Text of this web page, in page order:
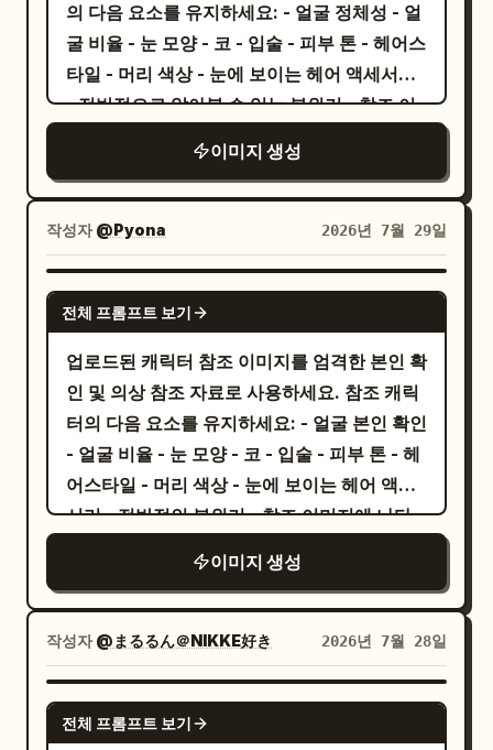
넘치는 픽사 스타일 디자인 속에서도 동일하게
알아볼 수 있는 얼굴 정체성을 유지해야 합니
다. 장식(DECORATION) 귀여운 커피잔, 라떼
아트, 작은 식물, 튤립, 작은 주황색 새끼 고양
이, 긍정적인 메시지가 담긴 나무 표지판, 부드
러운 하트, 은은한 낙서, 아늑한 장식 요소들을
잡하지 않게 유지하세요. 조명 및 스타일
(LIGHTING & STYLE) 부드러운 자연 스튜디
오 조명. 따뜻한 파스텔 색상 팔레트. 프리미엄
픽사 스타일 3D 캐릭터 디자인. 표정이 풍부한
얼굴. 고품질 질감. 아늑한 아침 분위기. 미니멀
하면서도 생동감 넘치는 구도. 고급 애니메이
션 영화 미학. 초고해상도 8K 렌더링. 부정 프
롬프트(NEGATIVE PROMPT) 저품질, 흐릿한
디테일, 왜곡된 얼굴, 정체성 변경, 의상 변경,
적 구조, 플라스틱 질감, 복잡한 구도, 어두운
조명, 거친 그림자, 로고, 워터마크, 텍스트 아
티팩트 또는 비현실적인 3D 렌더링은 피하세
요.
용하세요. 고양이를 중앙에 배치하고, 정면을
바라보며, 대칭적이고 미니멀하며 깔끔한 벡터
스타일의 애니메이션 마스코트 느낌으로 제작
하세요. 텍스트나 배경 요소는 포함하지 마세
의 다음 요소를 유지하세요: - 얼굴 정체성 - 얼
굴 비율 - 눈 모양 - 코 - 입술 - 피부 톤 - 헤어스
타일 - 머리 색상 - 눈에 보이는 헤어 액세서리
- 전반적으로 알아볼 수 있는 분위기 - 참조 이
이미지에 없는 특정 캐릭터 특성을 임의로 추가
하지 마세요. 모든 정체성, 헤어스타일, 액세서
리, 의상, 색상 및 스타일링 세부 정보는 업로드
된 참조 이미지에서 직접 추론해야 합니다. 다
음 내용을 포함하는 고품질 혼합 스타일의 세로
형 초상화를 생성하세요: 1. 업로드된 캐릭터/
인물의 현실적인 전신 버전 2. 벽면에 그려진
동일한 캐릭터/인물의 귀엽고 다채로운 2D 치
비 일러스트 버전 핵심 컨셉: 실제 인물이 자신
을 그린 대형 컬러 치비 벽화 옆에서 귀엽게 포
즈를 취하고 있습니다. 실제 인물과 일러스트
속 치비는 서로 비슷한 장난스러운 포즈를 함께
취합니다. 치비 일러스트는 별개의 실존 인물
이 아닌, 동일 인물을 귀엽게 손으로 그린 애니
메이션 스타일의 벽화처럼 보여야 합니다. 분
위기는 귀엽고, 장난스럽고, 밝고, 트렌디하며,
매력적이고, 소셜 미디어에 적합해야 합니다.
주요 스타일 방향: 검은색 낙서 그림자 컨셉이
아닙니다. 현실적인 인물 + 다채롭고 귀여운 치
이미지 생성
작성자@Pyona 2026년 7월 29일
GPT IMAGE 2
전체 프롬프트 보기
업로드된 캐릭터 참조 이미지를 엄격한 본인 확
인 및 의상 참조 자료로 사용하세요. 참조 캐릭
터의 다음 요소를 유지하세요: - 얼굴 본인 확인
- 얼굴 비율 - 눈 모양 - 코 - 입술 - 피부 톤 - 헤
어스타일 - 머리 색상 - 눈에 보이는 헤어 액세
서리 - 전반적인 분위기 - 참조 이미지에 나타
없는 특정 캐릭터 특성을 임의로 추가하지 마세
요. 모든 본인 확인, 헤어스타일, 액세서리, 의
상, 색상 및 스타일링 세부 정보는 업로드된 참
조 이미지에서 직접 추론해야 합니다. 다음을
보여주는 고품질 혼합 스타일의 세로형 초상화
를 생성하세요: 1. 업로드된 캐릭터/인물의 실
이미지 생성
작성자@まるるん＠NIKKE好き 2026년 7월 28일
GPT IMAGE 2
전체 프롬프트 보기